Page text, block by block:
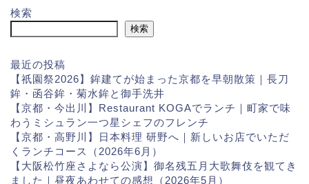
検索
検索
最近の投稿
【祇園祭2026】鉾建てが始まった京都を早朝散策｜長刀
鉾・函谷鉾・菊水鉾と御手洗井
【京都・今出川】Restaurant KOGAでランチ｜町家で味
わうミシュラン一つ星シェフのフレンチ
【京都・高野川】日本料理 研野へ｜新しいお店でいただ
くランチコース（2026年6月）
【大阪松竹座さよなら公演】御名残五月大歌舞伎を観てき
ました｜昼夜あわせての感想（2026年5月）